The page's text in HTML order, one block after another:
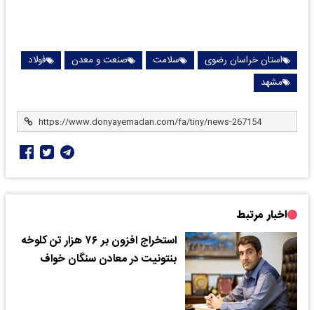
استان خراسان رضوی سلامت صنعت و معدن
فولاد
مشهد
اخبار مرتبط
استخراج افزون بر ۷۶ هزار تن کلوخه
بنتونیت در معادن سنگان خواف